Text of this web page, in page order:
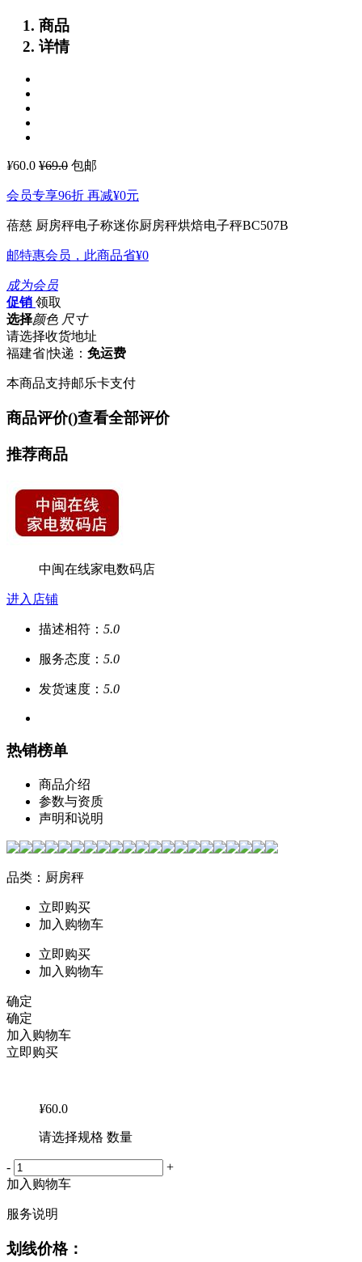
商品
详情
¥60.0 ¥69.0 包邮
会员专享96折 再减¥0元
蓓慈 厨房秤电子称迷你厨房秤烘焙电子秤BC507B
邮特惠会员，此商品省¥0
成为会员
促销 领取
选择颜色 尺寸
请选择收货地址
福建省|快递： 免运费
本商品支持邮乐卡支付
商品评价()查看全部评价
推荐商品
中闽在线家电数码店
进入店铺
描述相符： 5.0
服务态度： 5.0
发货速度： 5.0
热销榜单
商品介绍
参数与资质
声明和说明
品类：厨房秤
立即购买
加入购物车
立即购买
加入购物车
确定
确定
加入购物车
立即购买
¥60.0
请选择规格 数量
-
+
加入购物车
服务说明
划线价格：